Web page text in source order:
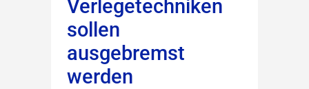
Verlegetechniken
sollen
ausgebremst
werden